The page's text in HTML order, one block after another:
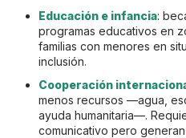
Educación e infancia:
programas educativos en
familias con menores en
inclusión.
Cooperación
menos recursos —agua,
ayuda humanitaria—.
comunicativo pero